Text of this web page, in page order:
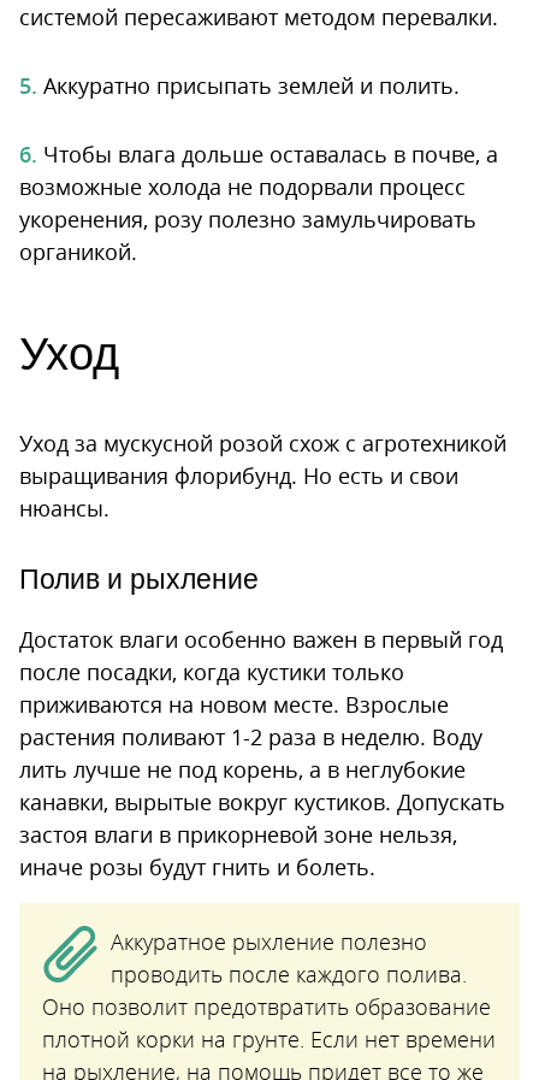
системой пересаживают методом перевалки.
Аккуратно присыпать землей и полить.
Чтобы влага дольше оставалась в почве, а
возможные холода не подорвали процесс
укоренения, розу полезно замульчировать
органикой.
Уход
Уход за мускусной розой схож с агротехникой
выращивания флорибунд. Но есть и свои
нюансы.
Полив и рыхление
Достаток влаги особенно важен в первый год
после посадки, когда кустики только
приживаются на новом месте. Взрослые
растения поливают 1-2 раза в неделю. Воду
лить лучше не под корень, а в неглубокие
канавки, вырытые вокруг кустиков. Допускать
застоя влаги в прикорневой зоне нельзя,
иначе розы будут гнить и болеть.
Аккуратное рыхление полезно
проводить после каждого полива.
Оно позволит предотвратить образование
плотной корки на грунте. Если нет времени
на рыхление, на помощь придет все то же